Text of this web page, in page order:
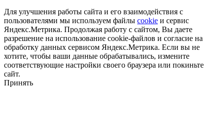
Для улучшения работы сайта и его взаимодействия с
пользователями мы используем файлы cookie и сервис
Яндекс.Метрика. Продолжая работу с сайтом, Вы даете
разрешение на использование cookie-файлов и согласие на
обработку данных сервисом Яндекс.Метрика. Если вы не
хотите, чтобы ваши данные обрабатывались, измените
соответствующие настройки своего браузера или покиньте
сайт.
Принять